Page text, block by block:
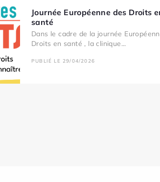
Journée Européenne des Droits
santé
Dans le cadre de la journée
Droits en santé , la clinique...
PUBLIÉ LE 29/04/2026